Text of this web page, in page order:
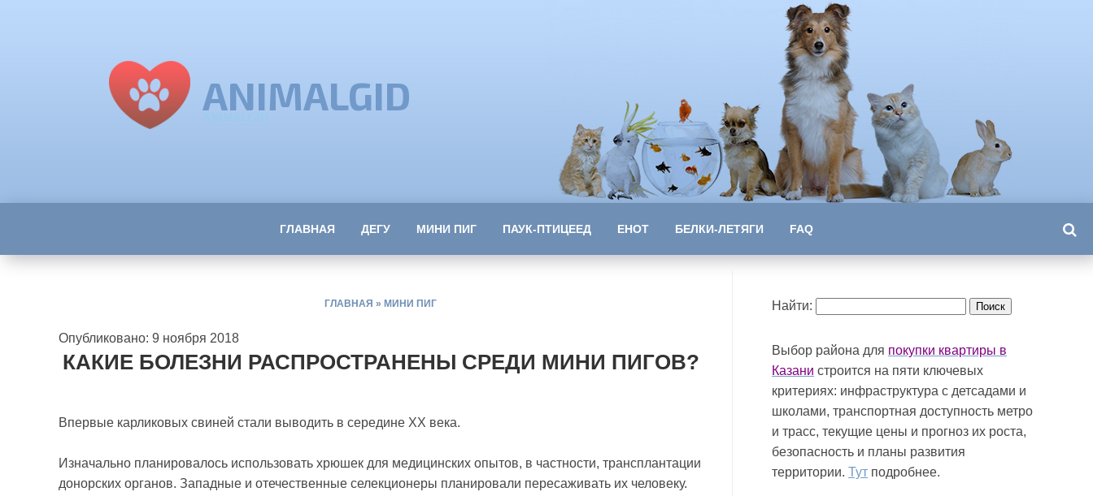
ANIMALGID
ANIMALGID
ГЛАВНАЯ ДЕГУ МИНИ ПИГ ПАУК-ПТИЦЕЕД ЕНОТ БЕЛКИ-ЛЕТЯГИ FAQ
ГЛАВНАЯ » МИНИ ПИГ
Опубликовано: 9 ноября 2018
КАКИЕ БОЛЕЗНИ РАСПРОСТРАНЕНЫ СРЕДИ МИНИ ПИГОВ?
Впервые карликовых свиней стали выводить в середине XX века.
Изначально планировалось использовать хрюшек для медицинских опытов, в частности, трансплантации
донорских органов. Западные и отечественные селекционеры планировали пересаживать их человеку.
Найти:
Выбор района для покупки квартиры в
Казани строится на пяти ключевых
критериях: инфраструктура с детсадами и
школами, транспортная доступность метро
и трасс, текущие цены и прогноз их роста,
безопасность и планы развития
территории. Тут подробнее.